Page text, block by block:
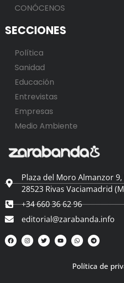
CONÓCENOS
SECCIONES
Política
Sanidad
Educación
Entrevistas
Empresas
Medio Ambiente
Plaza del Moro Almanzor 9,
28523 Rivas Vaciamadrid
+34 660 36 62 96
editorial@zarabanda.info
Política de